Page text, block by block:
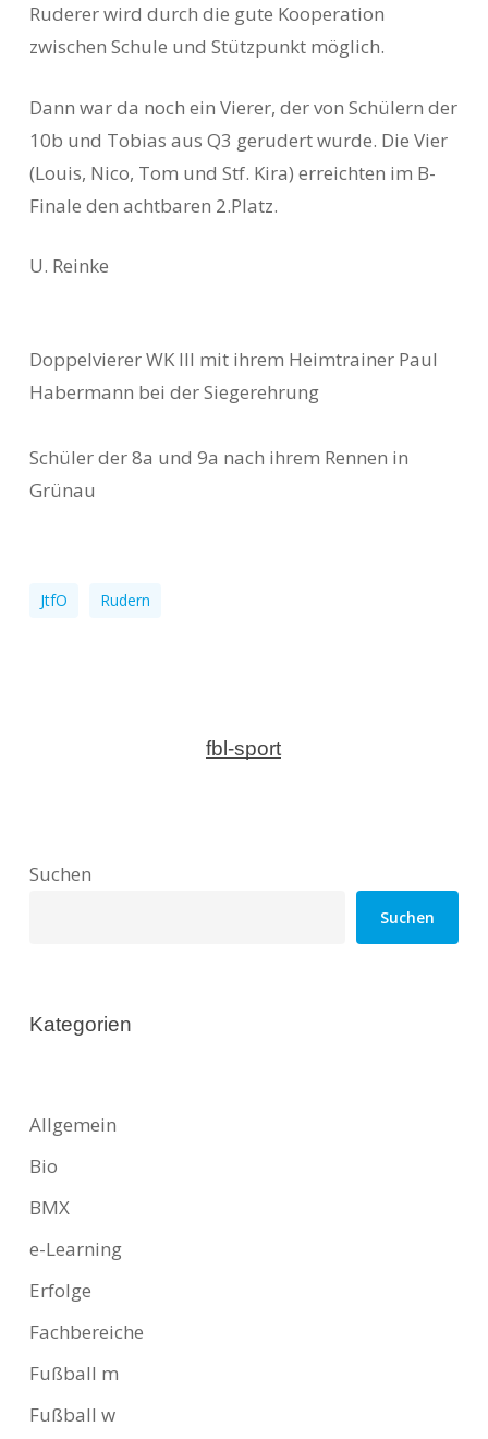
Ruderer wird durch die gute Kooperation
zwischen Schule und Stützpunkt möglich.
Dann war da noch ein Vierer, der von Schülern der
10b und Tobias aus Q3 gerudert wurde. Die Vier
(Louis, Nico, Tom und Stf. Kira) erreichten im B-
Finale den achtbaren 2.Platz.
U. Reinke
Doppelvierer WK III mit ihrem Heimtrainer Paul
Habermann bei der Siegerehrung
Schüler der 8a und 9a nach ihrem Rennen in
Grünau
JtfO Rudern
fbl-sport
Suchen
Suchen
Kategorien
Allgemein
Bio
BMX
e-Learning
Erfolge
Fachbereiche
Fußball m
Fußball w